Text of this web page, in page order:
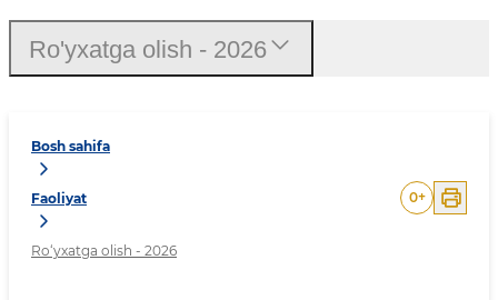
Bosh sahifa
Faoliyat
Ro‘yxatga olish - 2026
0+
Ro'yxatga olish - 2026